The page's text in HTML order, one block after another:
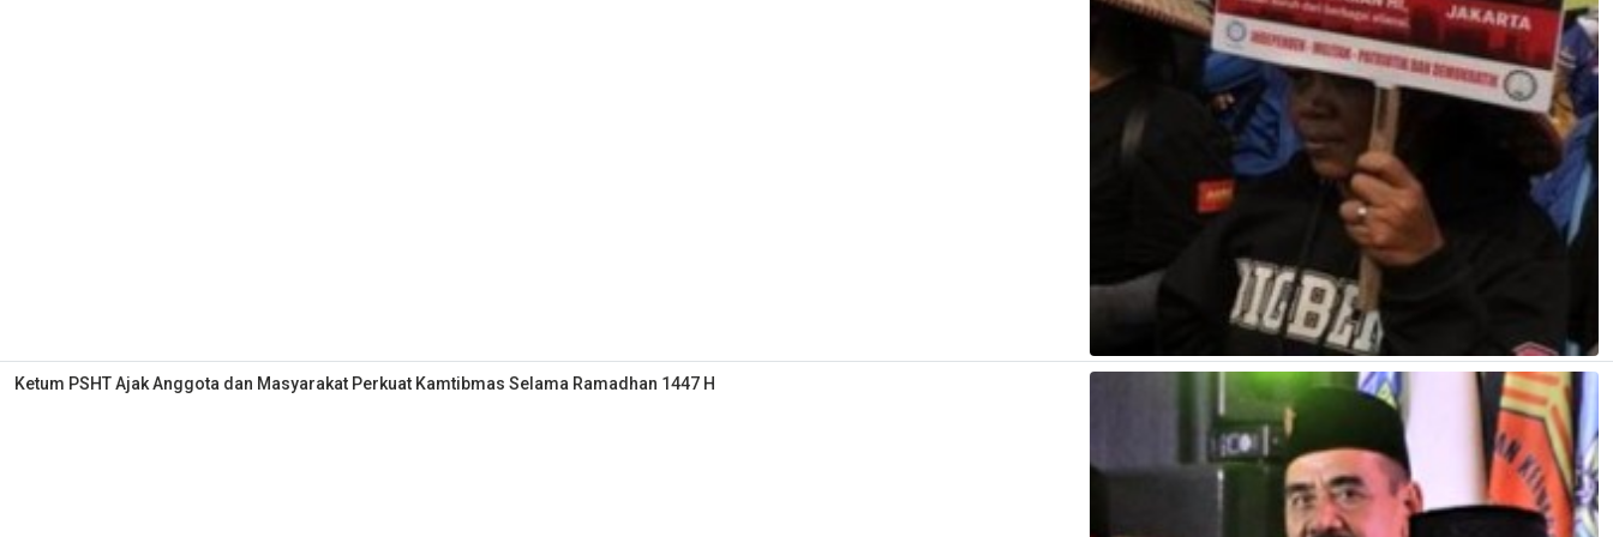
Ketum PSHT Ajak Anggota dan Masyarakat Perkuat Kamtibmas Selama Ramadhan 1447 H